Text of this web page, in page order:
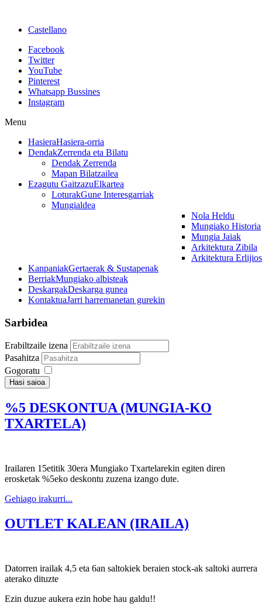
Castellano
Facebook
Twitter
YouTube
Pinterest
Whatsapp Bussines
Instagram
Menu
HasieraHasiera-orria
DendakZerrenda eta Bilatu
Dendak Zerrenda
Mapan Bilatzailea
Ezagutu GaitzazuElkartea
LoturakGune Interesgarriak
Mungialdea
Nola Heldu
Mungiako Historia
Mungia Jaiak
Arkitektura Zibila
Arkitektura
KanpaniakGertaerak & Sustapenak
BerriakMungiako albisteak
DeskargakDeskarga gunea
KontaktuaJarri harremanetan gurekin
Sarbidea
Erabiltzaile izena
Pasahitza
Gogoratu
Hasi saioa
%5 DESKONTUA (MUNGIA-KO
TXARTELA)
Irailaren 15etitik 30era Mungiako Txartelarekin egiten diren
erosketak %5eko deskontu zuzena izango dute.
Gehiago irakurri...
OUTLET KALEAN (IRAILA)
Datorren irailak 4,5 eta 6an saltokiek beraien stock-ak saltoki aurrera
aterako dituzte
Ezin duzue aukera ezin hobe hau galdu!!